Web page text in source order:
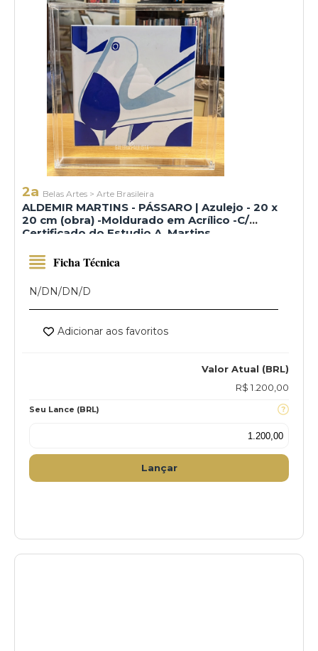
2a Belas Artes > Arte Brasileira
ALDEMIR MARTINS - PÁSSARO | Azulejo - 20 x
20 cm (obra) -Moldurado em Acrílico -C/
Certificado do Estudio A. Martins
Valor Atual (BRL)
R$ 1.200,00
Seu Lance (BRL)
Lançar
Ficha Técnica
N/D N/D N/D
Adicionar aos favoritos